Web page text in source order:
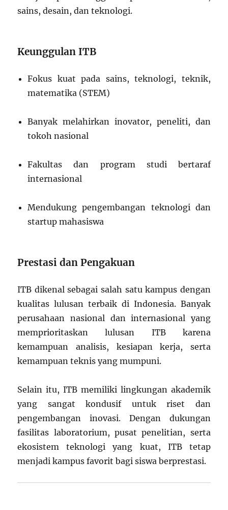
sains, desain, dan teknologi.
Keunggulan ITB
Fokus kuat pada sains, teknologi, teknik,
matematika (STEM)
Banyak melahirkan inovator, peneliti, dan
tokoh nasional
Fakultas dan program studi bertaraf
internasional
Mendukung pengembangan teknologi dan
startup mahasiswa
Prestasi dan Pengakuan
ITB dikenal sebagai salah satu kampus dengan
kualitas lulusan terbaik di Indonesia. Banyak
perusahaan nasional dan internasional yang
memprioritaskan lulusan ITB karena
kemampuan analisis, kesiapan kerja, serta
kemampuan teknis yang mumpuni.
Selain itu, ITB memiliki lingkungan akademik
yang sangat kondusif untuk riset dan
pengembangan inovasi. Dengan dukungan
fasilitas laboratorium, pusat penelitian, serta
ekosistem teknologi yang kuat, ITB tetap
menjadi kampus favorit bagi siswa berprestasi.